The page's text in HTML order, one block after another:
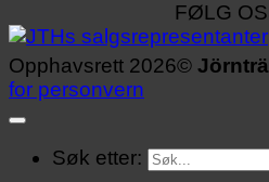
FØLG
Opphavsrett 2026©
for personvern
Søk etter: